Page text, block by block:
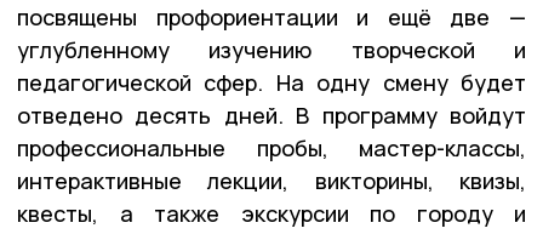
посвящены профориентации и ещё две —
углубленному изучению творческой и
педагогической сфер. На одну смену будет
отведено десять дней. В программу войдут
профессиональные пробы, мастер-классы,
интерактивные лекции, викторины, квизы,
квесты, а также экскурсии по городу и